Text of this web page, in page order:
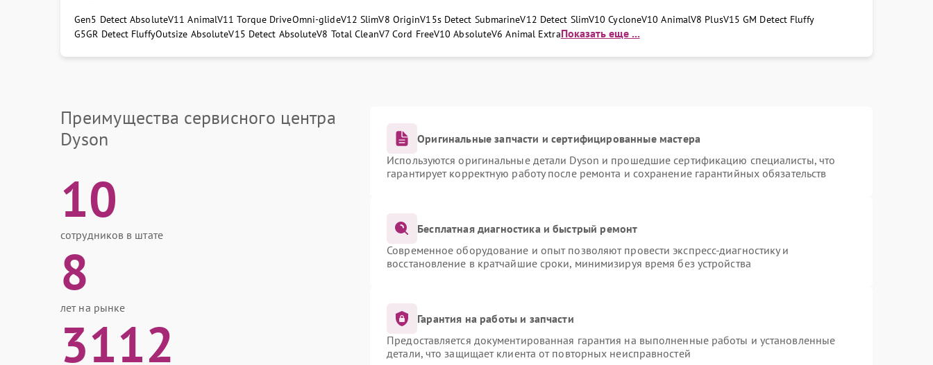
Gen5 Detect AbsoluteV11 AnimalV11 Torque DriveOmni‑glideV12 SlimV8 OriginV15s Detect SubmarineV12 Detect SlimV10 CycloneV10 AnimalV8 PlusV15 GM Detect Fluffy
G5GR Detect FluffyOutsize AbsoluteV15 Detect AbsoluteV8 Total CleanV7 Cord FreeV10 AbsoluteV6 Animal ExtraПоказать еще ...
Преимущества сервисного центра
Dyson
10
сотрудников в штате
8
лет на рынке
3112
Оригинальные запчасти и сертифицированные мастера
Используются оригинальные детали Dyson и прошедшие сертификацию специалисты, что
гарантирует корректную работу после ремонта и сохранение гарантийных обязательств
Бесплатная диагностика и быстрый ремонт
Современное оборудование и опыт позволяют провести экспресс-диагностику и
восстановление в кратчайшие сроки, минимизируя время без устройства
Гарантия на работы и запчасти
Предоставляется документированная гарантия на выполненные работы и установленные
детали, что защищает клиента от повторных неисправностей